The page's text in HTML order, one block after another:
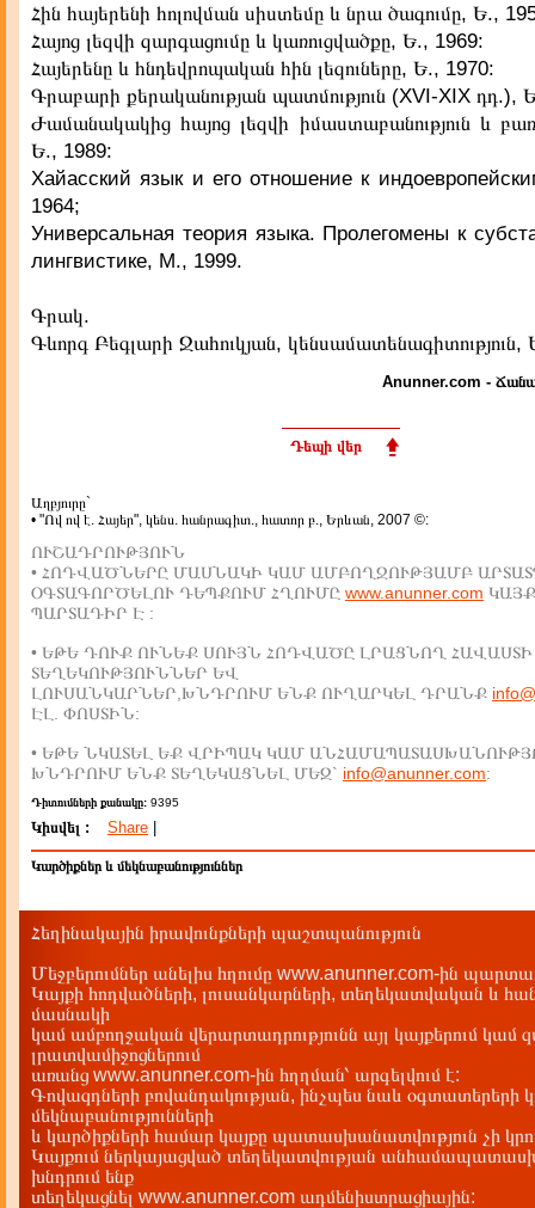
Հին հայերենի հոլովման սիստեմը և նրա ծագումը, Ե.,
Հայոց լեզվի զարգացումը և կառուցվածքը, Ե., 1969:
Հայերենը և հնդեվրոպական հին լեզուները, Ե., 1970:
Գրաբարի քերականության պատմություն (XVI-XIX դդ.),
Ժամանակակից հայոց լեզվի իմաստաբանություն և
Ե., 1989:
Хайасский язык и его отношение к
1964;
Универсальная теория языка. Пролегомены к
лингвистике, М., 1999.
Գրակ.
Գևորգ Բեգլարի Ջահուկյան, կենսամատենագիտություն,
Anunner.com -
Դեպի վեր
Աղբյուրը`
• "Ով ով է. Հայեր", կենս. հանրագիտ., հատոր բ., Երևան, 2007 ©:
ՈՒՇԱԴՐՈՒԹՅՈՒՆ
• ՀՈԴՎԱԾՆԵՐԸ ՄԱՍՆԱԿԻ ԿԱՄ ԱՄԲՈՂՋՈՒԹՅԱՄԲ
ՕԳՏԱԳՈՐԾԵԼՈՒ ԴԵՊՔՈՒՄ ՀՂՈՒՄԸ www.anunner.com
ՊԱՐՏԱԴԻՐ Է :
• ԵԹԵ ԴՈՒՔ ՈՒՆԵՔ ՍՈՒՅՆ ՀՈԴՎԱԾԸ ԼՐԱՑՆՈՂ ՀԱՎԱՍՏԻ
ՏԵՂԵԿՈՒԹՅՈՒՆՆԵՐ ԵՎ
ԼՈՒՍԱՆԿԱՐՆԵՐ,ԽՆԴՐՈՒՄ ԵՆՔ ՈՒՂԱՐԿԵԼ ԴՐԱՆՔ
ԷԼ. ՓՈՍՏԻՆ:
• ԵԹԵ ՆԿԱՏԵԼ ԵՔ ՎՐԻՊԱԿ ԿԱՄ
ԽՆԴՐՈՒՄ ԵՆՔ ՏԵՂԵԿԱՑՆԵԼ ՄԵԶ` info@anunner.com:
Դիտումների քանակը: 9395
Կիսվել : Share
Կարծիքներ և մեկնաբանություններ
Հեղինակային իրավունքների պաշտպանություն
Մեջբերումներ անելիս հղումը www.anunner.com-ին
Կայքի հոդվածների, լուսանկարների, տեղեկատվական և
մասնակի
կամ ամբողջական վերարտադրությունն այլ կայքերում կամ
լրատվամիջոցներում
առանց www.anunner.com-ին հղղման՝ արգելվում է:
Գովազդների բովանդակության, ինչպես նաև օգտատերերի
մեկնաբանությունների
և կարծիքների համար կայքը պատասխանատվություն չի
Կայքում ներկայացված տեղեկատվության
խնդրում ենք
տեղեկացնել www.anunner.com ադմենիստրացիային: